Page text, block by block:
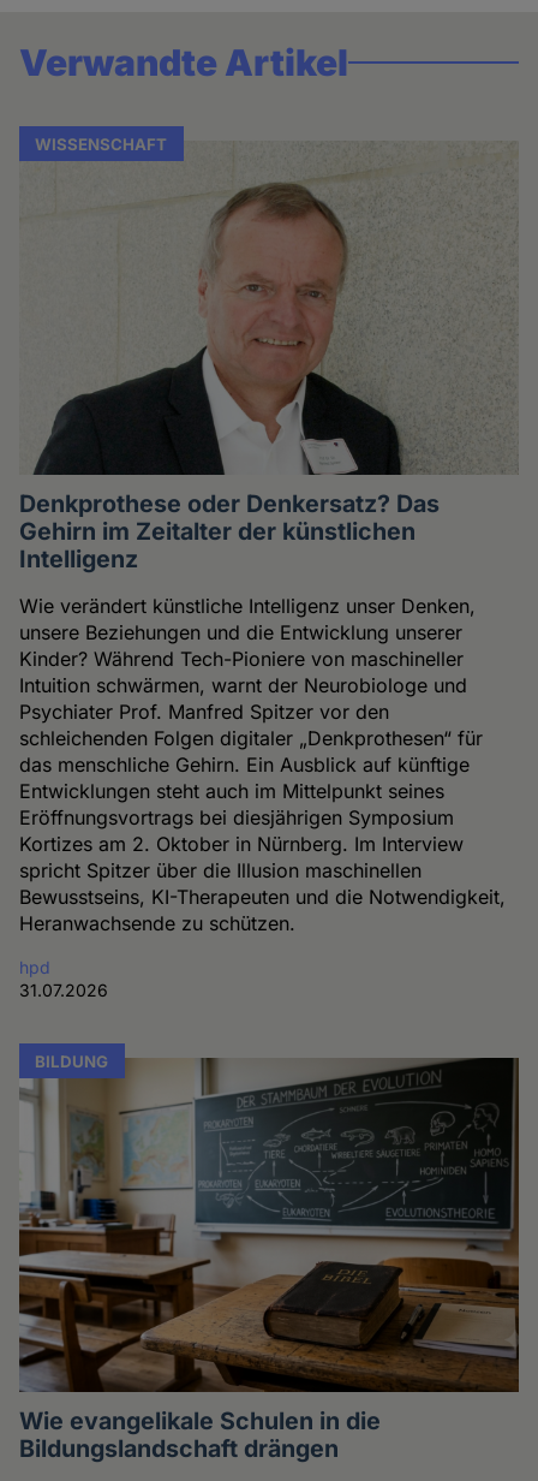
Verwandte Artikel
WISSENSCHAFT
Denkprothese oder Denkersatz? Das
Gehirn im Zeitalter der künstlichen
Intelligenz
Wie verändert künstliche Intelligenz unser Denken,
unsere Beziehungen und die Entwicklung unserer
Kinder? Während Tech-Pioniere von maschineller
Intuition schwärmen, warnt der Neurobiologe und
Psychiater Prof. Manfred Spitzer vor den
schleichenden Folgen digitaler „Denkprothesen“ für
das menschliche Gehirn. Ein Ausblick auf künftige
Entwicklungen steht auch im Mittelpunkt seines
Eröffnungsvortrags bei diesjährigen Symposium
Kortizes am 2. Oktober in Nürnberg. Im Interview
spricht Spitzer über die Illusion maschinellen
Bewusstseins, KI-Therapeuten und die Notwendigkeit,
Heranwachsende zu schützen.
hpd
31.07.2026
BILDUNG
Wie evangelikale Schulen in die
Bildungslandschaft drängen